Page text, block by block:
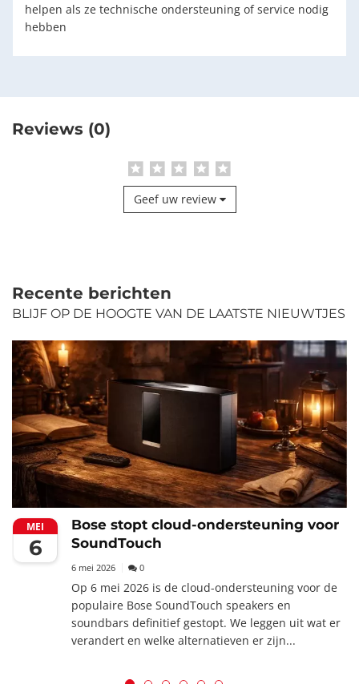
helpen als ze technische ondersteuning of service nodig
hebben
Reviews (0)
Geef uw review
Recente berichten
BLIJF OP DE HOOGTE VAN DE LAATSTE NIEUWTJES
MEI
6
Bose stopt cloud-ondersteuning voor
SoundTouch
6 mei 2026 0
Op 6 mei 2026 is de cloud-ondersteuning voor de
populaire Bose SoundTouch speakers en
soundbars definitief gestopt. We leggen uit wat er
verandert en welke alternatieven er zijn...